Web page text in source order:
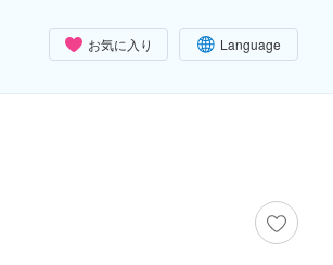
お気に入り Language